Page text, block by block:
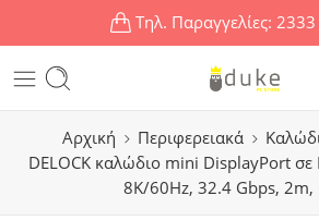
Τηλ. Παραγγελίες:
Αρχική Περιφερειακά
DELOCK καλώδιο mini DisplayPort
8K/60Hz, 32.4 Gbps, 2m,